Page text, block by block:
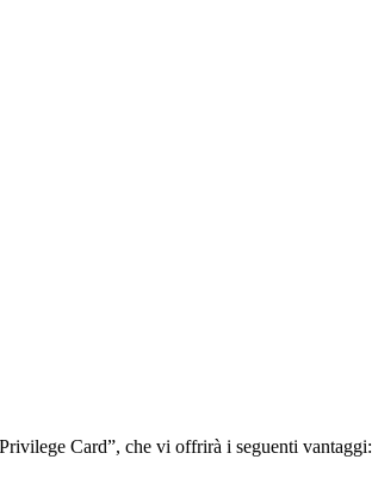
Card”, che vi offrirà i seguenti vantaggi: